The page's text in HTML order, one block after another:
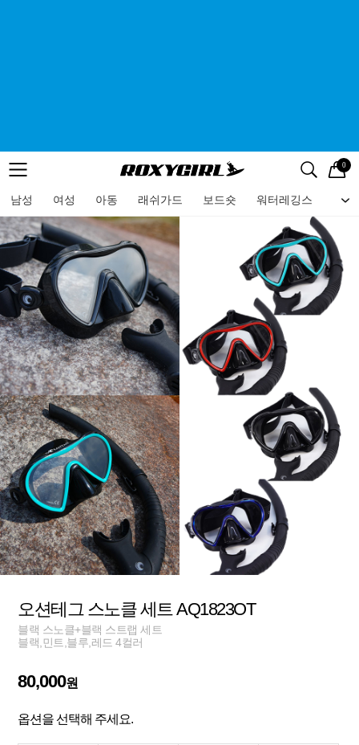
메뉴 검색
로고 0
남성 여성 아동 래쉬가드 보드숏 워터레깅스 비
메뉴
오션테그 스노클 세트 AQ1823OT
블랙 스노클+블랙 스트랩 세트
블랙,민트,블루,레드 4컬러
80,000원
옵션을 선택해 주세요.